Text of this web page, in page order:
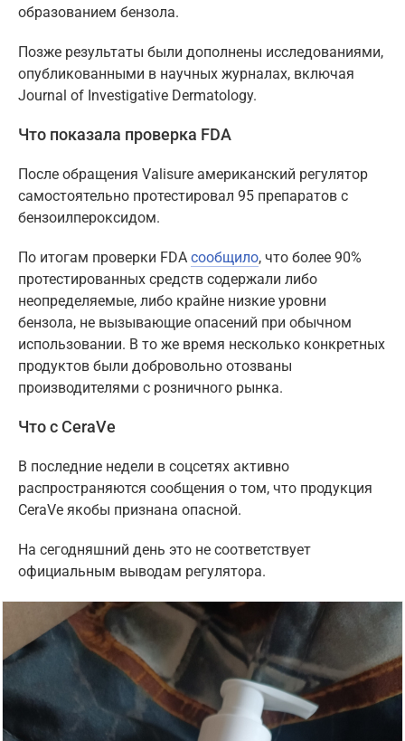
образованием бензола.
Позже результаты были дополнены исследованиями,
опубликованными в научных журналах, включая
Journal of Investigative Dermatology.
Что показала проверка FDA
После обращения Valisure американский регулятор
самостоятельно протестировал 95 препаратов с
бензоилпероксидом.
По итогам проверки FDA сообщило, что более 90%
протестированных средств содержали либо
неопределяемые, либо крайне низкие уровни
бензола, не вызывающие опасений при обычном
использовании. В то же время несколько конкретных
продуктов были добровольно отозваны
производителями с розничного рынка.
Что с CeraVe
В последние недели в соцсетях активно
распространяются сообщения о том, что продукция
CeraVe якобы признана опасной.
На сегодняшний день это не соответствует
официальным выводам регулятора.